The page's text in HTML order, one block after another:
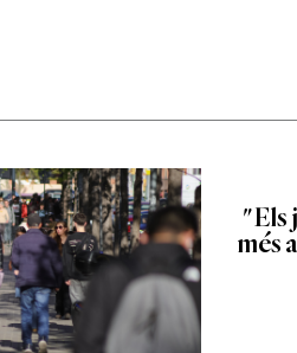
"Els
més